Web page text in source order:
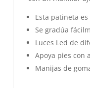
Esta patineta
Se gradúa
Luces Led de
Apoya pies con
Manijas de